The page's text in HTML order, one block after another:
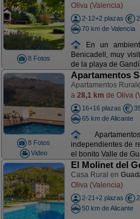
8 Fotos
Oliva (Valencia)
2-12+2 plazas
70 km de Valencia
En un
Benicadell, muy
de la playa de
8 Fotos
Video
Apartamentos
Apartamentos
a 28,1 km de Oliva
16+16 plazas
65 km de Alicante
independientes de
el bonito Valle de
El Molinet del
Casa Rural en
Oliva (Valencia)
2-21+2 plazas
50 km de Alicante